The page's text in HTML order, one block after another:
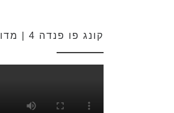
קונג פו פנדה 4 | מדובב